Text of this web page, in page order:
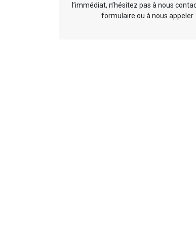
l’immédiat, n’hésitez pas à nous
formulaire ou à nous appeler.